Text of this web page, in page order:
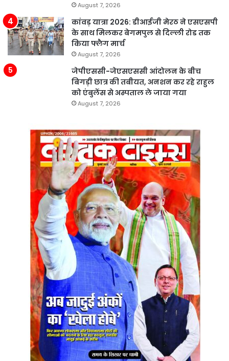
August 7, 2026
कांवड़ यात्रा 2026: डीआईजी मेरठ ने एसएसपी
के साथ मिलकर बेगमपुल से दिल्ली रोड तक
किया फ्लैग मार्च
August 7, 2026
जेपीएससी-जेएसएससी आंदोलन के बीच
बिगड़ी छात्र की तबीयत, अनशन कर रहे राहुल
को एंबुलेंस से अस्पताल ले जाया गया
August 7, 2026